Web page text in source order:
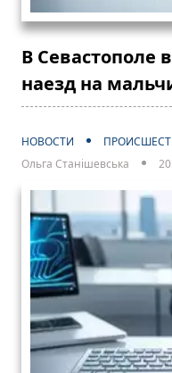
В Севастополе
наезд на
НОВОСТИ
Ольга Станішевська